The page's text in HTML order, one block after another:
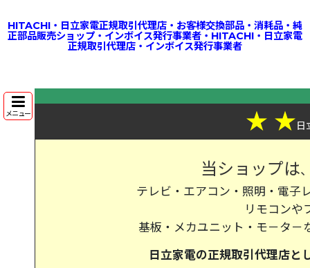
HITACHI・日立家電正規取引代理店・お客様交換部品・消耗品・純
正部品販売ショップ・インボイス発行事業者・HITACHI・日立家電
正規取引代理店・インボイス発行事業者
メニュー ★ ★日
当ショップは
テレビ・エアコン・照明・電子
リモコンや
基板・メカユニット・モ－タ－
日立家電の正規取引代理店